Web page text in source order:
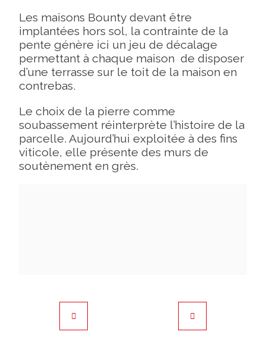
Les maisons Bounty devant être
implantées hors sol, la contrainte de la
pente génère ici un jeu de décalage
permettant à chaque maison de disposer
d’une terrasse sur le toit de la maison en
contrebas.
Le choix de la pierre comme
soubassement réinterprète l’histoire de la
parcelle. Aujourd’hui exploitée à des fins
viticole, elle présente des murs de
soutènement en grès.